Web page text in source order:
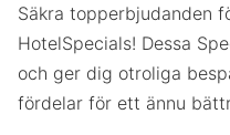
Säkra topperbjudanden
HotelSpecials! Dessa
och ger dig otroliga
fördelar för ett ännu